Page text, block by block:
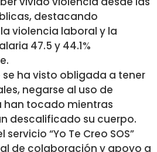
destacando
violencia laboral y la
47.5 y 44.1%
se ha visto obligada a tener
negarse al uso de
han tocado mientras
descalificado su cuerpo.
“Yo Te Creo SOS”
de colaboración y apoyo a